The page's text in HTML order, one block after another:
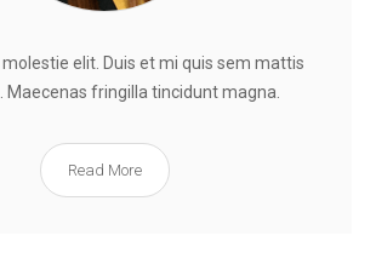
molestie elit. Duis et mi quis sem mattis
Maecenas fringilla tincidunt magna.
Read More